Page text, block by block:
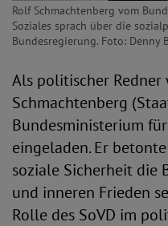
Rolf Schmachtenberg vom
Soziales sprach über die
Bundesregierung. Foto: Denny
Als politischer Redner
Schmachtenberg
Bundesministerium
eingeladen. Er
soziale Sicherheit die
und inneren Frieden
Rolle des SoVD im